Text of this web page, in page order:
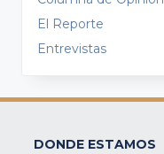
El Reporte
Entrevistas
DONDE ESTAMOS